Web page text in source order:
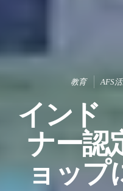
教育 AFS
インド
ナー認
ョップ